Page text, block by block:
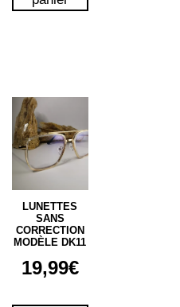
LUNETTES
SANS
CORRECTION
MODÈLE DK11
19,99€